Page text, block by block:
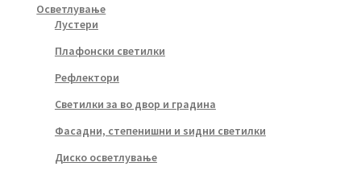
Осветлување
Лустери
Плафонски светилки
Рефлектори
Светилки за во двор и градина
Фасадни, степенишни и ѕидни светилки
Диско осветлување